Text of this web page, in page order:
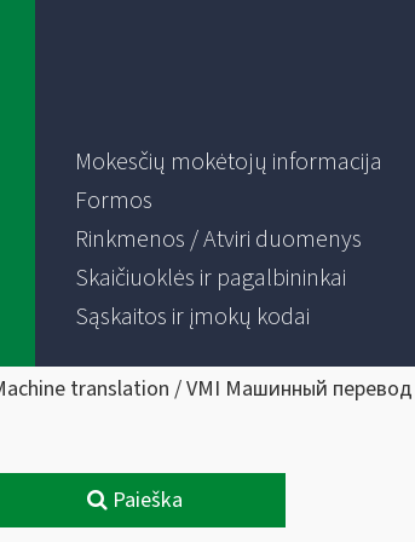
Mokesčių mokėtojų informacija
Formos
Rinkmenos / Atviri duomenys
Skaičiuoklės ir pagalbininkai
Sąskaitos ir įmokų kodai
translation / VMI Машинный
Paieška